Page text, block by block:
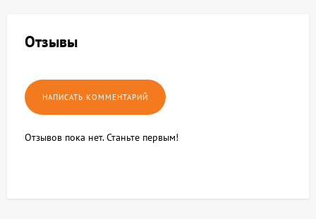
Отзывы
Отзывов пока нет. Станьте первым!